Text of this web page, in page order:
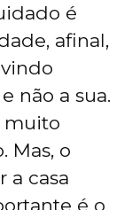
é
afinal,
não a sua.
muito
Mas, o
a casa
é o